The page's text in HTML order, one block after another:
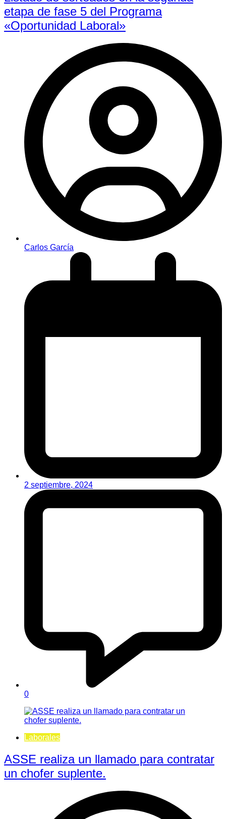
etapa de fase 5 del Programa
«Oportunidad Laboral»
Carlos García
2 septiembre, 2024
0
Laborales
ASSE realiza un llamado para contratar
un chofer suplente.